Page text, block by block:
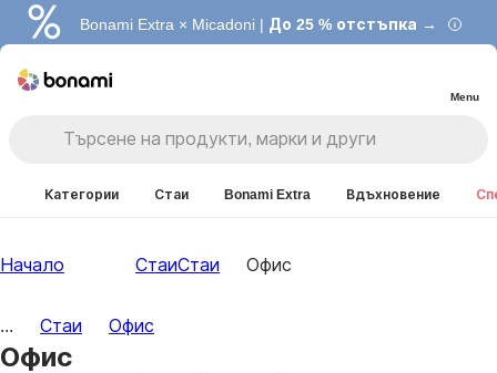
Bonami Extra × Micadoni | До 25 % отстъпка →
Menu
Категории Стаи Bonami Extra Вдъхновение
Начало СтаиСтаи Офис
... Стаи Офис
Офис